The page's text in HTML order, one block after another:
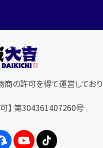
の許可を得て運営しており
】 第304361407260号